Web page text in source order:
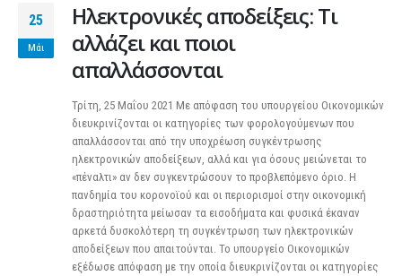
25
Μάι
Ηλεκτρονικές αποδείξεις: Τι
αλλάζει και ποιοι
απαλλάσσονται
Τρίτη, 25 Μαΐου 2021 Με απόφαση του υπουργείου Οικονομικών
διευκρινίζονται οι κατηγορίες των φορολογούμενων που
απαλλάσσονται από την υποχρέωση συγκέντρωσης
ηλεκτρονικών αποδείξεων, αλλά και για όσους μειώνεται το
«πέναλτι» αν δεν συγκεντρώσουν το προβλεπόμενο όριο. Η
πανδημία του κορονοϊού και οι περιορισμοί στην οικονομική
δραστηριότητα μείωσαν τα εισοδήματα και φυσικά έκαναν
αρκετά δυσκολότερη τη συγκέντρωση των ηλεκτρονικών
αποδείξεων που απαιτούνται. Το υπουργείο Οικονομικών
εξέδωσε απόφαση με την οποία διευκρινίζονται οι κατηγορίες